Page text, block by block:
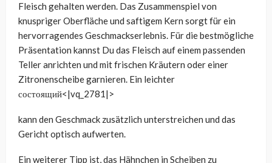
Fleisch gehalten werden. Das Zusammenspiel von
knuspriger Oberfläche und saftigem Kern sorgt für ein
hervorragendes Geschmackserlebnis. Für die bestmögliche
Präsentation kannst Du das Fleisch auf einem passenden
Teller anrichten und mit frischen Kräutern oder einer
Zitronenscheibe garnieren. Ein leichter
состоящий<|vq_2781|>
kann den Geschmack zusätzlich unterstreichen und das
Gericht optisch aufwerten.
Ein weiterer Tipp ist, das Hähnchen in Scheiben zu